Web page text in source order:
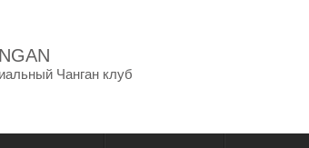
Чанган клуб